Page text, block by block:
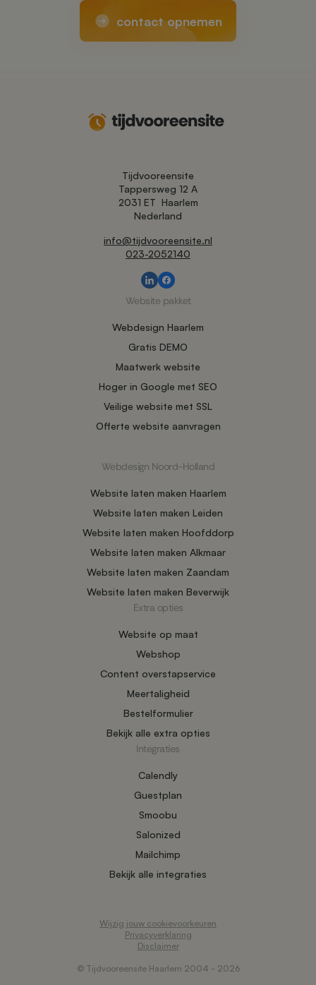
contact opnemen
Tijdvooreensite
Tappersweg 12 A
2031 ET Haarlem
Nederland
info@tijdvooreensite.nl
023-2052140
Website pakket
Webdesign Haarlem
Gratis DEMO
Maatwerk website
Hoger in Google met SEO
Veilige website met SSL
Offerte website aanvragen
Webdesign Noord-Holland
Website laten maken Haarlem
Website laten maken Leiden
Website laten maken Hoofddorp
Website laten maken Alkmaar
Website laten maken Zaandam
Website laten maken Beverwijk
Extra opties
Website op maat
Webshop
Content overstapservice
Meertaligheid
Bestelformulier
Bekijk alle extra opties
Integraties
Calendly
Guestplan
Smoobu
Salonized
Mailchimp
Bekijk alle integraties
Wijzig jouw cookievoorkeuren
Privacyverklaring
Disclaimer
© Tijdvooreensite Haarlem 2004 - 2026